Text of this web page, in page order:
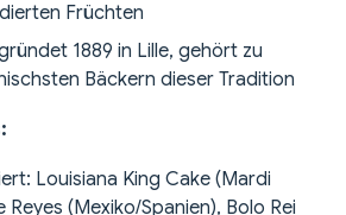
Früchten
1889 in Lille, gehört zu
Bäckern dieser Tradition
Louisiana King Cake (Mardi
Reyes (Mexiko/Spanien), Bolo Rei